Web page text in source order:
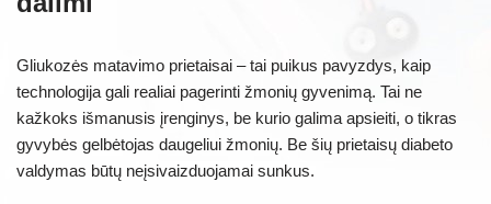
Gliukozės matavimo prietaisai – tai puikus pavyzdys, kaip
technologija gali realiai pagerinti žmonių gyvenimą. Tai ne
kažkoks išmanusis įrenginys, be kurio galima apsieiti, o tikras
gyvybės gelbėtojas daugeliui žmonių. Be šių prietaisų diabeto
valdymas būtų neįsivaizduojamai sunkus.